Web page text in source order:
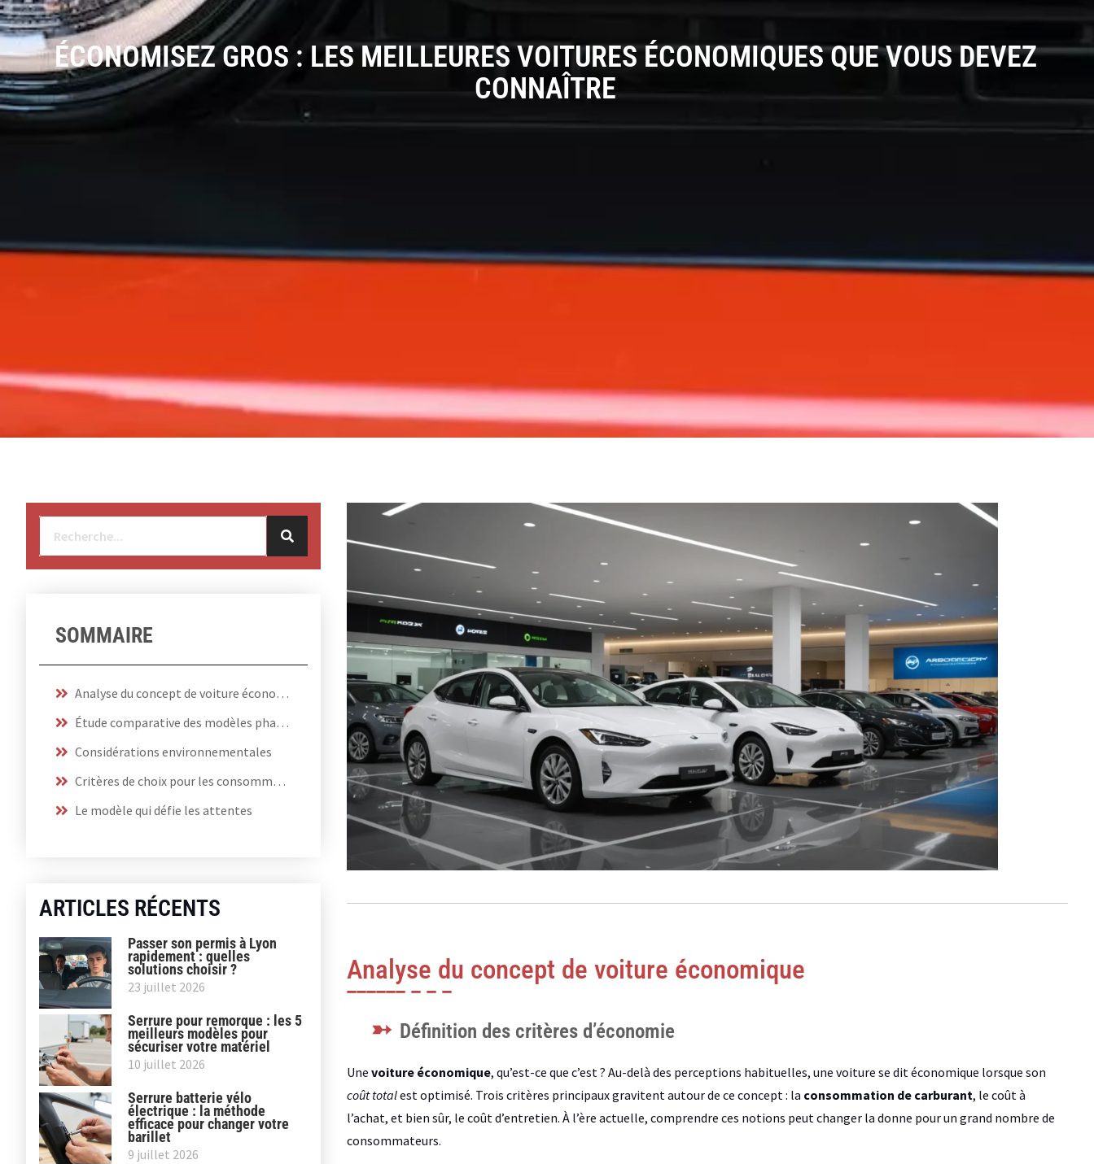
ÉCONOMISEZ GROS : LES MEILLEURES VOITURES ÉCONOMIQUES QUE VOUS DEVEZ
CONNAÎTRE
SOMMAIRE
Analyse du concept de voiture économique
Étude comparative des modèles phares
Considérations environnementales
Critères de choix pour les consommateurs
Le modèle qui défie les attentes
ARTICLES RÉCENTS
Passer son permis à Lyon
rapidement : quelles
solutions choisir ?
23 juillet 2026
Serrure pour remorque : les 5
meilleurs modèles pour
sécuriser votre matériel
10 juillet 2026
Serrure batterie vélo
électrique : la méthode
efficace pour changer votre
barillet
9 juillet 2026
Analyse du concept de voiture économique
Définition des critères d’économie
Une voiture économique, qu’est-ce que c’est ? Au-delà des perceptions habituelles, une voiture se dit économique lorsque son
coût totalest optimisé. Trois critères principaux gravitent autour de ce concept : la consommation de carburant, le coût à
l’achat, et bien sûr, le coût d’entretien. À l’ère actuelle, comprendre ces notions peut changer la donne pour un grand nombre de
consommateurs.